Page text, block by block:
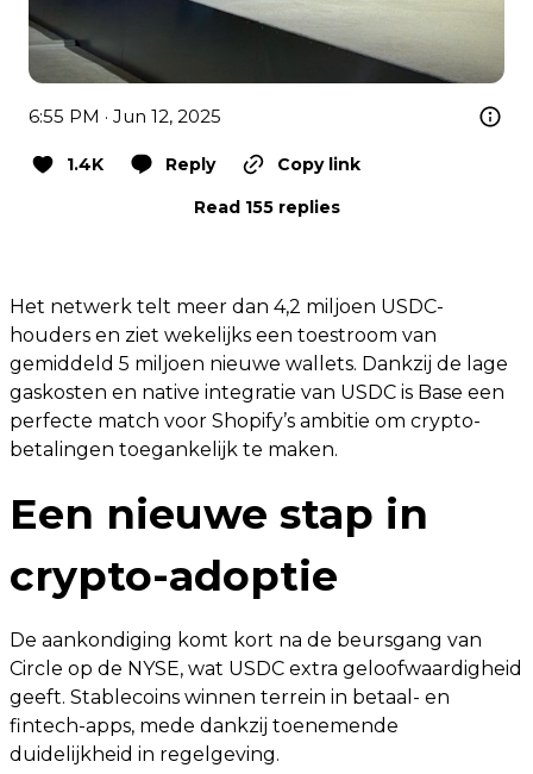
6:55 PM · Jun 12, 2025
1.4K Reply
Copy link
Read 155 replies
Het netwerk telt meer dan 4,2 miljoen USDC-
houders en ziet wekelijks een toestroom van
gemiddeld 5 miljoen nieuwe wallets. Dankzij de lage
gaskosten en native integratie van USDC is Base een
perfecte match voor Shopify’s ambitie om crypto-
betalingen toegankelijk te maken.
Een nieuwe stap in
crypto-adoptie
De aankondiging komt kort na de beursgang van
Circle op de NYSE, wat USDC extra geloofwaardigheid
geeft. Stablecoins winnen terrein in betaal- en
fintech-apps, mede dankzij toenemende
duidelijkheid in regelgeving.